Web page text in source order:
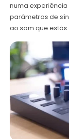
numa experiência
parâmetros de
ao som que estás